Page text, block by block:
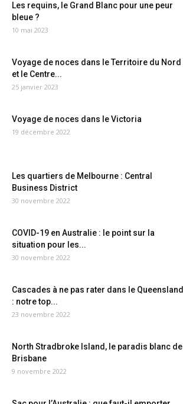
Les requins, le Grand Blanc pour une peur
bleue ?
10 mai 2023
Voyage de noces dans le Territoire du Nord
et le Centre...
25 janvier 2023
Voyage de noces dans le Victoria
19 décembre 2022
Les quartiers de Melbourne : Central
Business District
30 novembre 2022
COVID-19 en Australie : le point sur la
situation pour les...
30 novembre 2022
Cascades à ne pas rater dans le Queensland
: notre top...
23 novembre 2022
North Stradbroke Island, le paradis blanc de
Brisbane
9 novembre 2022